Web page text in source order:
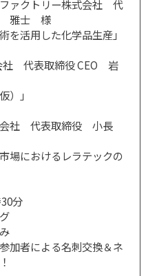
ァクトリー株式会社 代
雅士 様
を活用した化学品生産」
社 代表取締役 CEO 岩
）」
会社 代表取締役 小長
場におけるレラテックの
30分
加者による名刺交換＆ネ